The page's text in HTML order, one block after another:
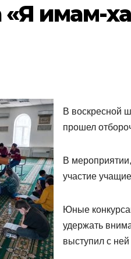
«Я имам-
В воскресной
прошел
В
участие
Юные
удержать
выступил с